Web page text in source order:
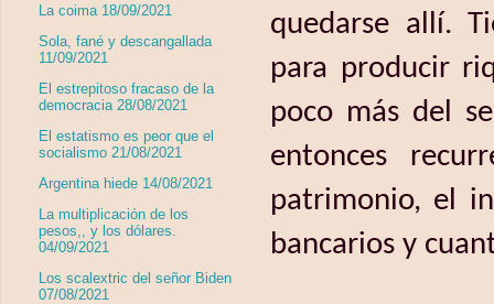
quedarse allí.
para producir
poco más del
entonces
patrimonio, el
bancarios y
La coima 18/09/2021
Sola, fané y descangallada
11/09/2021
El estrepitoso fracaso de la
democracia 28/08/2021
El estatismo es peor que el
socialismo 21/08/2021
Argentina hiede 14/08/2021
La multiplicación de los
pesos,, y los dólares.
04/09/2021
Los scalextric del señor Biden
07/08/2021